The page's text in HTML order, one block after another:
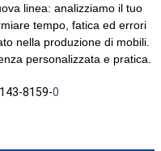
linea: analizziamo il tuo
tempo, fatica ed errori
nella produzione di mobili.
personalizzata e pratica.
8159-0